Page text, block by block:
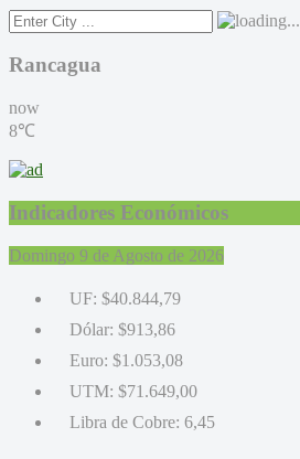
Rancagua
now
8℃
Indicadores Económicos
Domingo 9 de Agosto de 2026
UF: $40.844,79
Dólar: $913,86
Euro: $1.053,08
UTM: $71.649,00
Libra de Cobre: 6,45